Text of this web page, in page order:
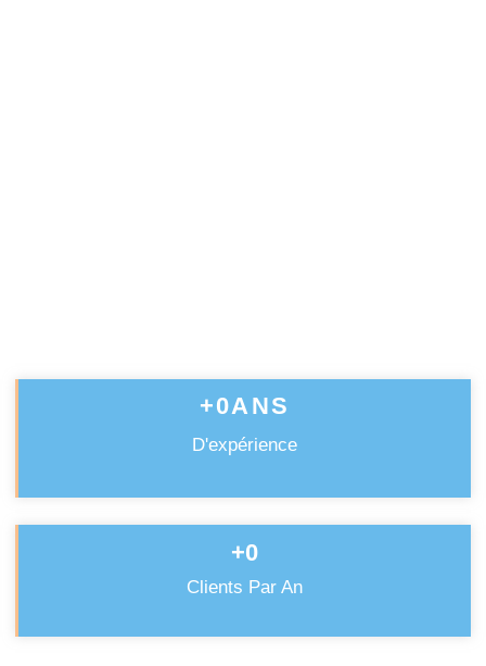
D'expérience
+0ANS
Clients Par An
+0